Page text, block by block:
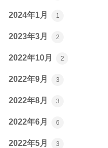
2024年1月 1
2023年3月 2
2022年10月 2
2022年9月 3
2022年8月 3
2022年6月 6
2022年5月 3